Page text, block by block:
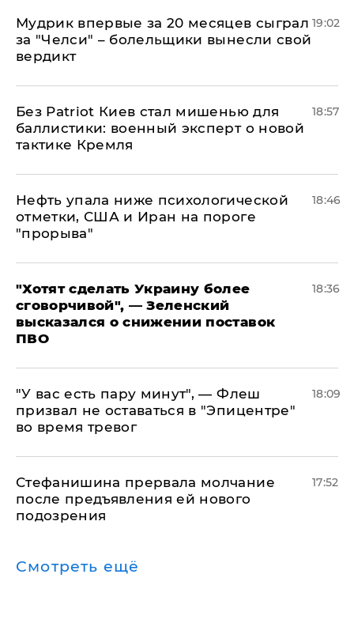
Мудрик впервые за 20 месяцев сыграл
за "Челси" – болельщики вынесли свой
вердикт
19:02
​Без Patriot Киев стал мишенью для
баллистики: военный эксперт о новой
тактике Кремля
18:57
Нефть упала ниже психологической
отметки, США и Иран на пороге
"прорыва"
18:46
​"Хотят сделать Украину более
сговорчивой", — Зеленский
высказался о снижении поставок
ПВО
18:36
​"У вас есть пару минут", — Флеш
призвал не оставаться в "Эпицентре"
во время тревог
18:09
Стефанишина прервала молчание
после предъявления ей нового
подозрения
17:52
Смотреть ещё